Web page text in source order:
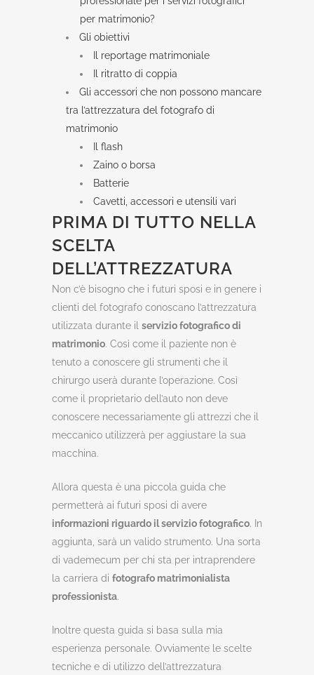
per matrimonio?
Gli obiettivi
Il reportage matrimoniale
Il ritratto di coppia
Gli accessori che non possono mancare
tra l’attrezzatura del fotografo di
matrimonio
Il flash
Zaino o borsa
Batterie
Cavetti, accessori e utensili vari
PRIMA DI TUTTO NELLA
SCELTA
DELL’ATTREZZATURA
Non c’è bisogno che i futuri sposi e in genere i
clienti del fotografo conoscano l’attrezzatura
utilizzata durante il servizio fotografico di
matrimonio. Così come il paziente non è
tenuto a conoscere gli strumenti che il
chirurgo userà durante l’operazione. Così
come il proprietario dell’auto non deve
conoscere necessariamente gli attrezzi che il
meccanico utilizzerà per aggiustare la sua
macchina.
Allora questa è una piccola guida che
permetterà ai futuri sposi di avere
informazioni riguardo il servizio fotografico. In
aggiunta, sarà un valido strumento. Una sorta
di vademecum per chi sta per intraprendere
la carriera di fotografo matrimonialista
professionista.
Inoltre questa guida si basa sulla mia
esperienza personale. Ovviamente le scelte
tecniche e di utilizzo dell’attrezzatura